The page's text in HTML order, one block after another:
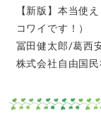
【新版】本当使
コワイです！）
冨田健太郎/葛西
株式会社自由国